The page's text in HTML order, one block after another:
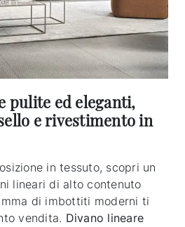
pulite ed eleganti,
e rivestimento in
in tessuto, scopri un
lineari di alto contenuto
di imbottiti moderni ti
vendita. Divano lineare